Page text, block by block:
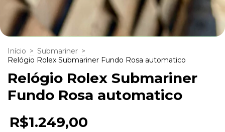
Início > Submariner >
Relógio Rolex Submariner Fundo Rosa automatico
Relógio Rolex Submariner
Fundo Rosa automatico
R$1.249,00